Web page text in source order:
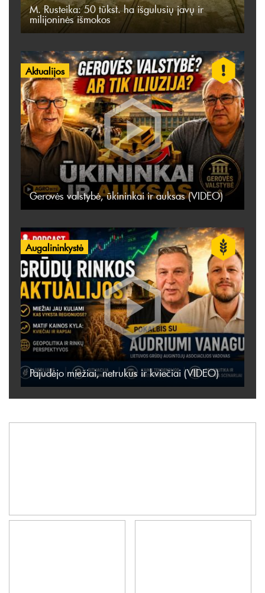
M. Rusteika: 50 tūkst. ha išgulusių javų ir
milijoninės išmokos
Aktualijos
Gerovės valstybė, ūkininkai ir auksas (VIDEO)
Augalininkystė
Pajudėjo miežiai, netrukus ir kviečiai (VIDEO)